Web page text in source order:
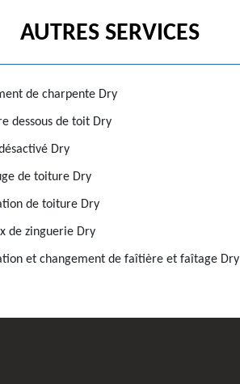
AUTRES SERVICES
de charpente Dry
dessous de toit Dry
Dry
de toiture Dry
de toiture Dry
de zinguerie Dry
et changement de faîtière et faîtage Dry